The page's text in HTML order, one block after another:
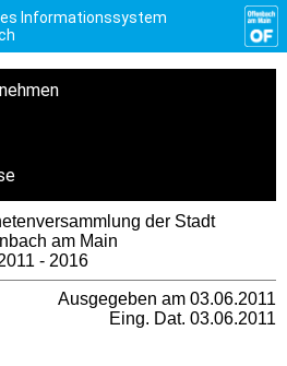
Informationssystem
der Stadt
am Main
- 2016
Ausgegeben am 03.06.2011
Eing. Dat. 03.06.2011